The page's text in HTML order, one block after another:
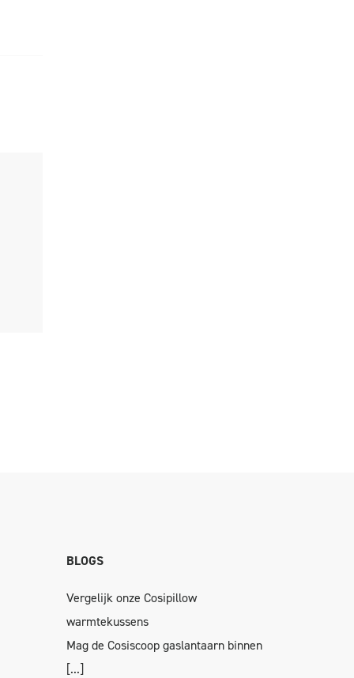
BLOGS
Vergelijk onze Cosipillow
warmtekussens
Mag de Cosiscoop gaslantaarn binnen
[...]